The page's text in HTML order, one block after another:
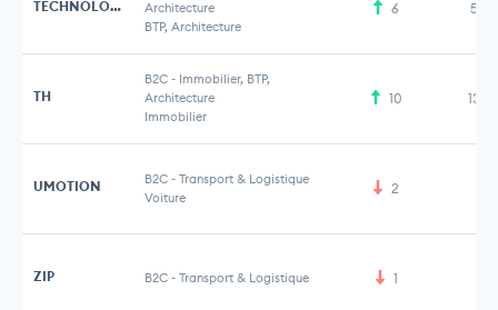
TECHNOLOGIES & HABITATS
Architecture
BTP, Architecture
6
TH
B2C - Immobilier, BTP,
Architecture
Immobilier
10
UMOTION B2C - Transport & Logistique
Voiture
2
ZIP B2C - Transport & Logistique 1